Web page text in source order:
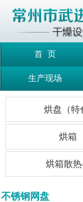
首 页
生产现场
烘盘（特
烘箱
烘箱散热
不锈钢网盘